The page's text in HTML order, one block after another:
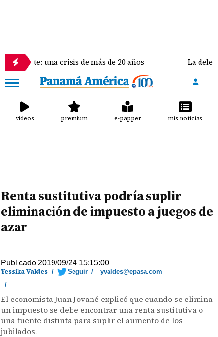
crisis de más de 20 años La delegación de
videos premium e-papper mis noticias
Renta sustitutiva podría suplir
eliminación de impuesto a juegos de
azar
Publicado 2019/09/24 15:15:00
Yessika Valdes / Seguir /
yvaldes@epasa.com
/
El economista Juan Jované explicó que cuando se elimina
un impuesto se debe encontrar una renta sustitutiva o
una fuente distinta para suplir el aumento de los
jubilados.